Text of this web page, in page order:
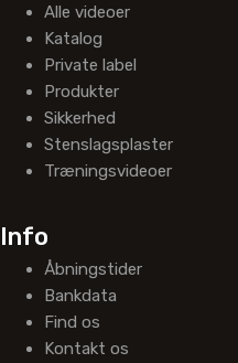
Alle videoer
Katalog
Private label
Produkter
Sikkerhed
Stenslagsplaster
Træningsvideoer
Info
Åbningstider
Bankdata
Find os
Kontakt os